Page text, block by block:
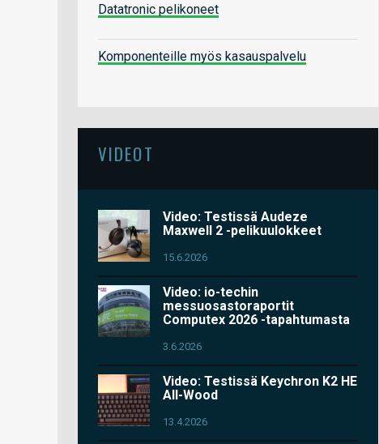
Datatronic pelikoneet
Komponenteille myös kasauspalvelu
VIDEOT
Video: Testissä Audeze
Maxwell 2 -pelikuulokkeet
15.6.2026
Video: io-techin
messuosastoraportit
Computex 2026 -tapahtumasta
3.6.2026
Video: Testissä Keychron K2 HE
All-Wood
13.4.2026